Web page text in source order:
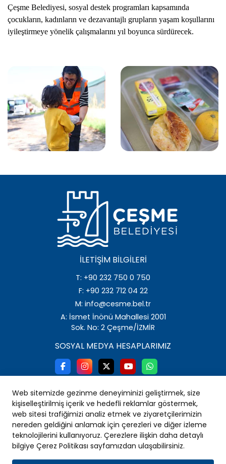
Web sitemizde gezinme deneyiminizi geliştirmek, size
kişiselleştirilmiş içerik ve hedefli reklamlar göstermek,
web sitesi trafiğimizi analiz etmek ve ziyaretçilerimizin
nereden geldiğini anlamak için çerezleri ve diğer izleme
teknolojilerini kullanıyoruz. Çerezlere ilişkin daha detaylı
bilgiye Çerez Politikası sayfamızdan ulaşabilirsiniz.
Çeşme Belediyesi, sosyal destek programları kapsamında
çocukların, kadınların ve dezavantajlı grupların yaşam koşullarını
iyileştirmeye yönelik çalışmalarını yıl boyunca sürdürecek.
İLETIŞIM BILGILERI
T: +90 232 750 0 750
F: +90 232 712 04 22
M: info@cesme.bel.tr
A: İsmet İnönü Mahallesi 2001
Sok. No: 2 Çeşme/İZMİR
SOSYAL MEDYA HESAPLARIMIZ